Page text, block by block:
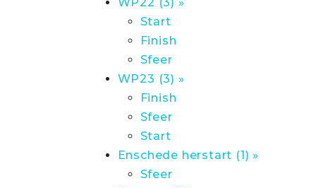
Start
Finish
Sfeer
WP23 (3) »
Finish
Sfeer
Start
Enschede herstart (1) »
Sfeer